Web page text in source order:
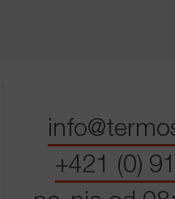
+421 (0)